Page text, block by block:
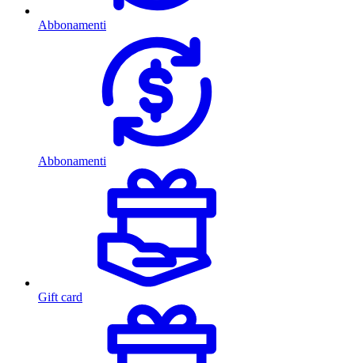
Abbonamenti
Abbonamenti
Gift card